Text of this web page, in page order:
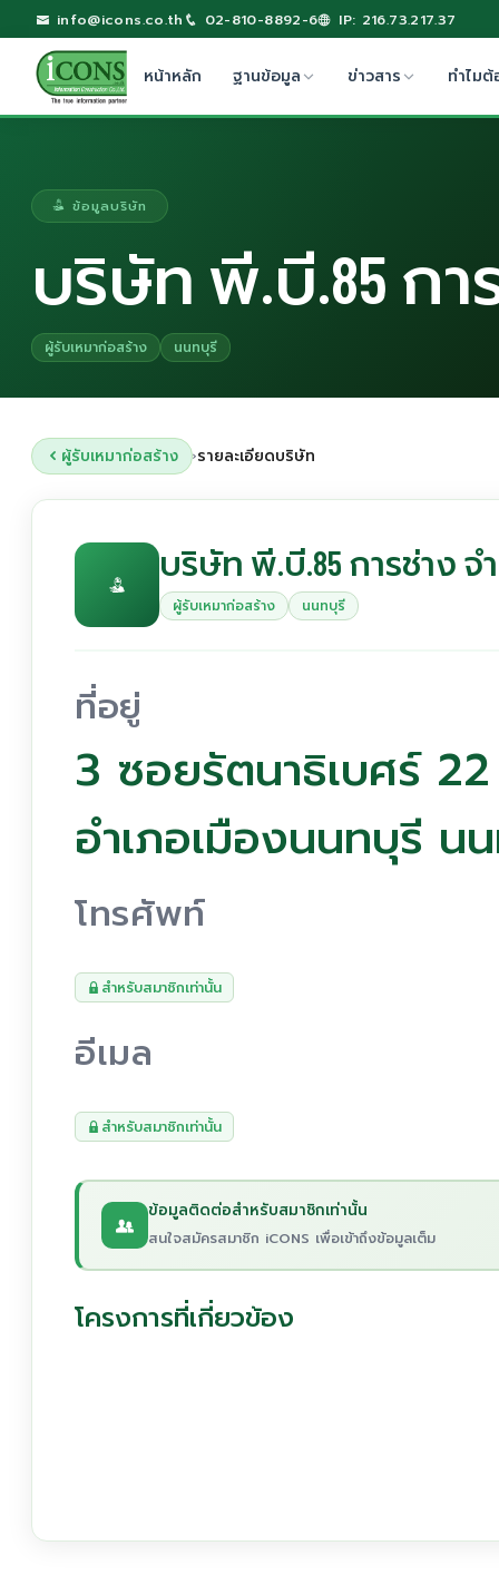
info@icons.co.th 02-810-8892-6 IP: 216.73.217.37
หน้าหลัก ฐานข้อมูล ข่าวสาร ทำไมต้
ข้อมูลบริษัท
บริษัท พี.บี.85 กา
ผู้รับเหมาก่อสร้าง นนทบุรี
ผู้รับเหมาก่อสร้าง ›รายละเอียดบริษัท
บริษัท พี.บี.85 การช่าง จ
ผู้รับเหมาก่อสร้าง นนทบุรี
ที่อยู่
3 ซอยรัตนาธิเบศร์
อำเภอเมืองนนทบุรี น
โทรศัพท์
สำหรับสมาชิกเท่านั้น
อีเมล
สำหรับสมาชิกเท่านั้น
ข้อมูลติดต่อสำหรับสมาชิกเท่านั้น
สนใจสมัครสมาชิก iCONS เพื่อเข้าถึงข้อมูลเต็ม
โครงการที่เกี่ยวข้อง